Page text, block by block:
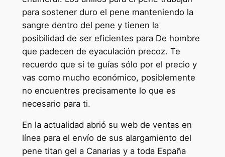
para sostener duro el pene manteniendo la
sangre dentro del pene y tienen la
posibilidad de ser eficientes para De hombre
que padecen de eyaculación precoz. Te
recuerdo que si te guías sólo por el precio y
vas como mucho económico, posiblemente
no encuentres precisamente lo que es
necesario para ti.
En la actualidad abrió su web de ventas en
línea para el envío de sus alargamiento del
pene titan gel a Canarias y a toda España